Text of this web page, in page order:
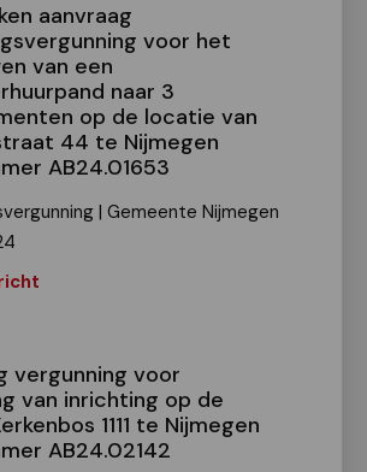
aanvraag
voor het
van een
naar 3
op de locatie van
44 te Nijmegen
AB24.01653
| Gemeente Nijmegen
vergunning voor
van inrichting op de
1111 te Nijmegen
AB24.02142